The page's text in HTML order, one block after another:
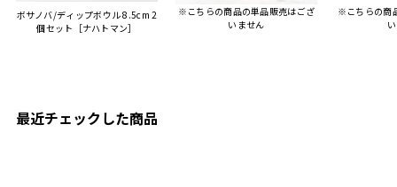
困った際にも、迅速に回答
連絡があり大変助かりまし
ければと思います。
ボサノバ/ディップボウル 8.5cm 2
個セット［ナハトマン］
※こちらの商品の単品販売はござ
いません
※こちらの商
最近チェックした商品